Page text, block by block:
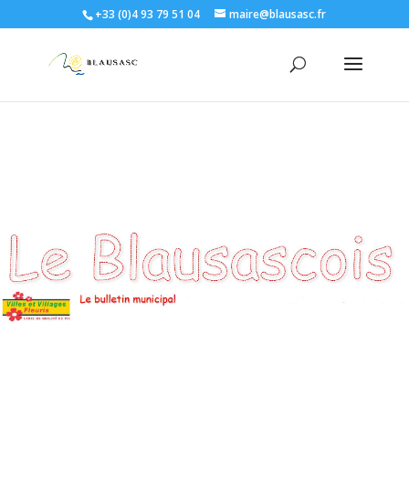
+33 (0)4 93 79 51 04 maire@blausasc.fr